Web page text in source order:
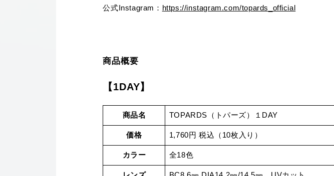
公式Instagram： https://instagram.com/topards_official
商品概要
【1DAY】
商品名 TOPARDS（トパーズ）１DAY
価格 1,760円 税込（10枚入り）
カラー 全18色